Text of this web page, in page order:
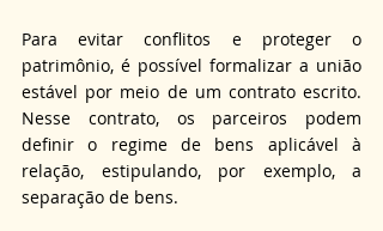
Para evitar conflitos e proteger o
patrimônio, é possível formalizar a união
estável por meio de um contrato escrito.
Nesse contrato, os parceiros podem
definir o regime de bens aplicável à
relação, estipulando, por exemplo, a
separação de bens.